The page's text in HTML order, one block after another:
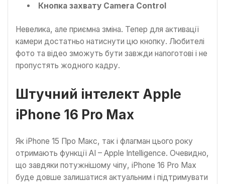
Кнопка захвату Camera Control
Невелика, але приємна зміна. Тепер для активації
камери достатньо натиснути цю кнопку. Любителі
фото та відео зможуть бути завжди напоготові і не
пропустять жодного кадру.
Штучний інтелект Apple
iPhone 16 Pro Max
Як iPhone 15 Про Макс, так і флагман цього року
отримають функції AI – Apple Intelligence. Очевидно,
що завдяки потужнішому чіпу, iPhone 16 Pro Max
буде довше залишатися актуальним і підтримувати